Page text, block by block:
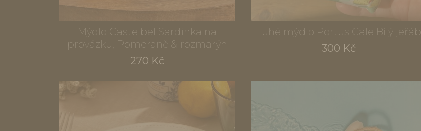
Mýdlo Castelbel Sardinka na
provázku, Pomeranč & rozmarýn
270 Kč
Tuhé mýdlo Portus Cale Bílý jeřáb
300 Kč